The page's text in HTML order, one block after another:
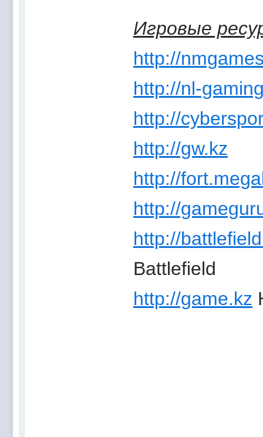
Игровые
http://
http://nl-
http://
http://gw.kz
http://
http://
http://
Battlefield
http://game.kz